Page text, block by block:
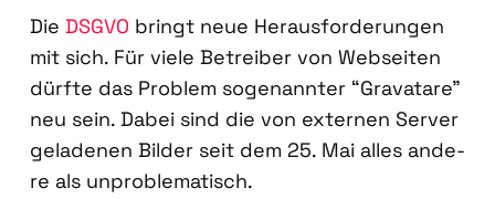
Die DSGVO bringt neue Her­aus­for­de­run­gen
mit sich. Für vie­le Betrei­ber von Web­sei­ten
dürf­te das Pro­blem soge­nann­ter “Grava­tare”
neu sein. Dabei sind die von exter­nen Ser­ver
gela­de­nen Bil­der seit dem 25. Mai alles ande­
re als unpro­ble­ma­tisch.